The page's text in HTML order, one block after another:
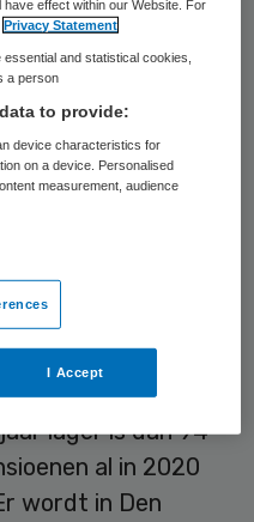
aan de andere kant
in de toekomst
waaronder
dat massale
de huidige
voorkomen zijn. Of
hangt af van
aan het
actuele
lager is dan 94
al in 2020
wordt in Den
effect within our Website. For
Privacy Statement
and statistical cookies,
a person
to provide:
device characteristics for
on a device. Personalised
measurement, audience
I Accept